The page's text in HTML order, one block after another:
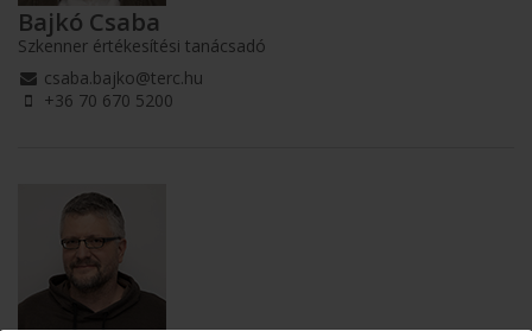
Bajkó Csaba
Szkenner értékesítési tanácsadó
csaba.bajko@terc.hu
+36 70 670 5200